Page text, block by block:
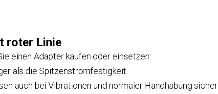
roter Linie
einen Adapter kaufen oder einsetzen:
als die Spitzenstromfestigkeit.
auch bei Vibrationen und normaler Handhabung sicher